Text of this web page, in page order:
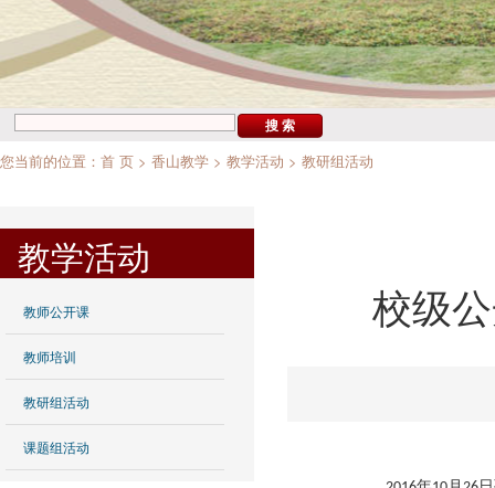
您当前的位置： 首 页 > 香山教学 > 教学活动 > 教研组活动
教学活动
教师公开课
教师培训
教研组活动
课题组活动
校级